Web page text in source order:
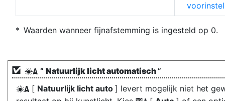
Waarden wanneer fijnafstemming is ingesteld op 0.
D “ Natuurlijk licht automatisch”
D [ Natuurlijk licht auto ] levert mogelijk niet het